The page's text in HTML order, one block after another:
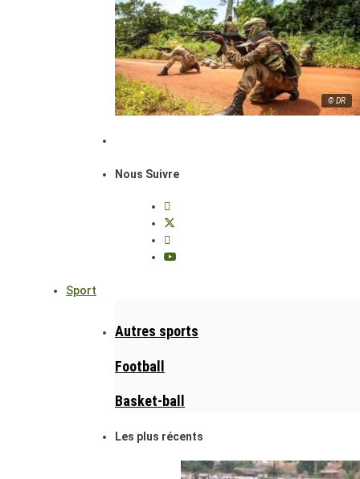
© DR
Nous Suivre
Sport
Autres sports
Football
Basket-ball
Les plus récents